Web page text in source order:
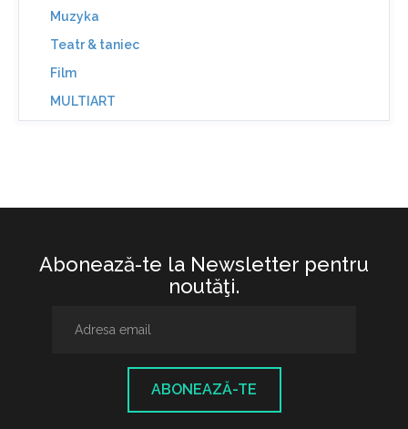
Muzyka
Teatr & taniec
Film
MULTIART
Abonează-te la Newsletter pentru
noutăţi.
ABONEAZĂ-TE